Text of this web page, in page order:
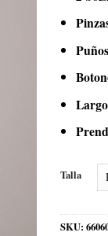
Talla
SKU: